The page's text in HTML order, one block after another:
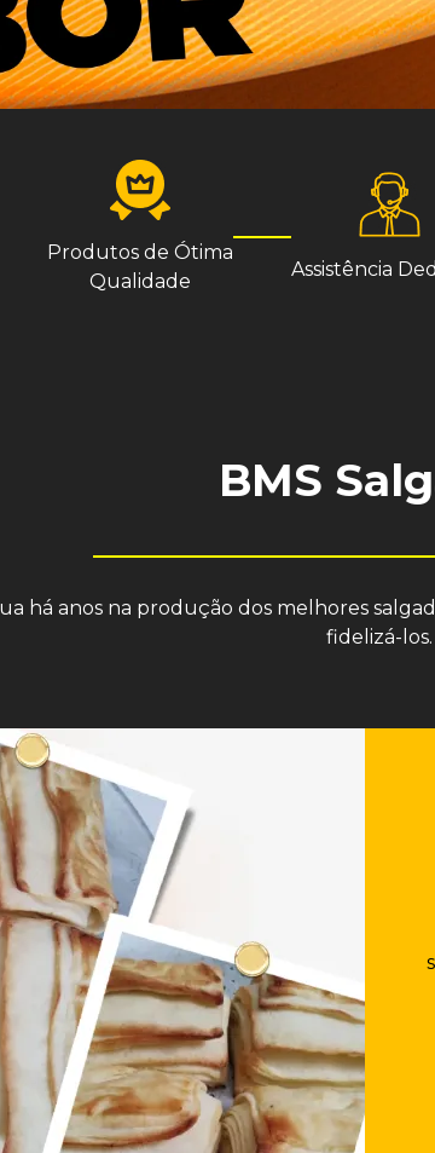
Produtos de Ótima
Qualidade
Assistência
BMS
há anos na produção dos melhores
fidelizá-los.